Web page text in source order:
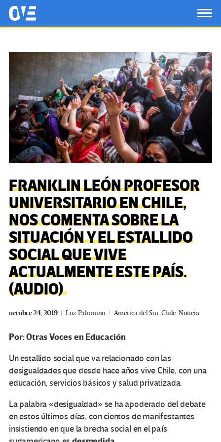
Saltar al contenido principal
OtrasVocesenEducacion.org
FRANKLIN LEÓN PROFESOR
UNIVERSITARIO EN CHILE,
NOS COMENTA SOBRE LA
SITUACIÓN Y EL ESTALLIDO
SOCIAL QUE VIVE
ACTUALMENTE ESTE PAÍS.
(AUDIO)
octubre 24, 2019 Luz Palomino América del Sur,Chile,Noticia
Por: Otras Voces en Educación
Un estallido social que va relacionado con las
desigualdades que desde hace años vive Chile, con una
educación, servicios básicos y salud privatizada.
La palabra «desigualdad» se ha apoderado del debate
en estos últimos días, con cientos de manifestantes
insistiendo en que la brecha social en el país